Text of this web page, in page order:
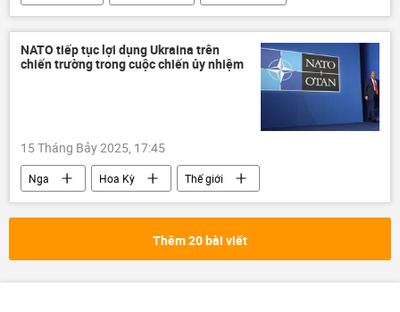
Châu Âu
EU
Ukraina
Cuộc khủng hoảng ở Ukraina
Viktor Orban
trừng phạt
huy động quân
NATO tiếp tục lợi dụng Ukraina trên
chiến trường trong cuộc chiến ủy nhiệm
15 Tháng Bảy 2025, 17:45
Nga Hoa Kỳ
Thế giới
NATO
Ukraina
Chính trị
Donald Trump
Quân sự
chuyên gia
Quan điểm-Ý kiến
Thêm 20 bài viết